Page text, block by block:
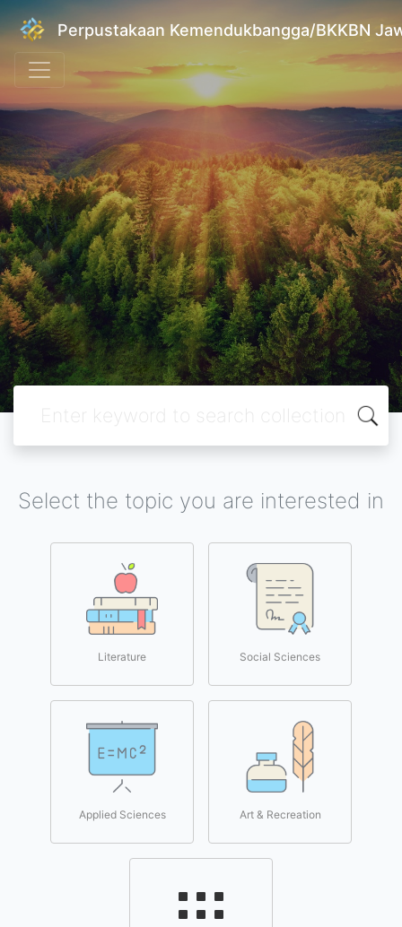
Perpustakaan Kemendukbangga/BKKBN
Select the topic you are interested in
Literature Social Sciences
Applied Sciences Art & Recreation